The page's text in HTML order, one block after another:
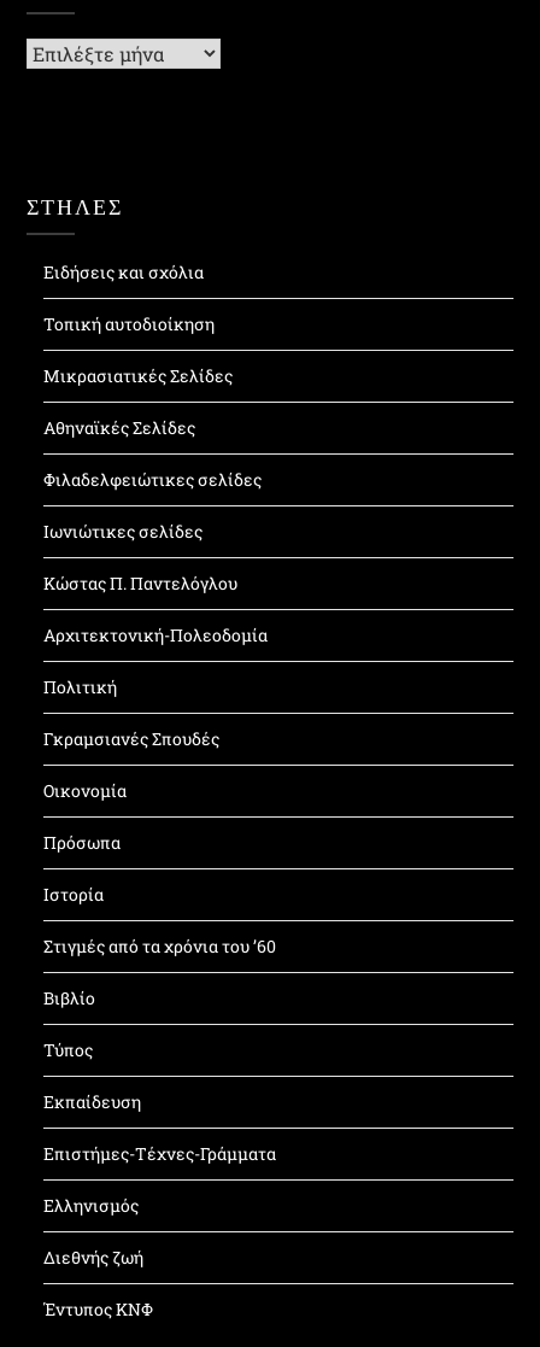
Ιστορικό
ΣΤΗΛΕΣ
Ειδήσεις και σχόλια
Τοπική αυτοδιοίκηση
Μικρασιατικές Σελίδες
Αθηναϊκές Σελίδες
Φιλαδελφειώτικες σελίδες
Ιωνιώτικες σελίδες
Κώστας Π. Παντελόγλου
Αρχιτεκτονική-Πολεοδομία
Πολιτική
Γκραμσιανές Σπουδές
Οικονομία
Πρόσωπα
Ιστορία
Στιγμές από τα χρόνια του ’60
Βιβλίο
Τύπος
Εκπαίδευση
Επιστήμες-Τέχνες-Γράμματα
Ελληνισμός
Διεθνής ζωή
Έντυπος ΚΝΦ